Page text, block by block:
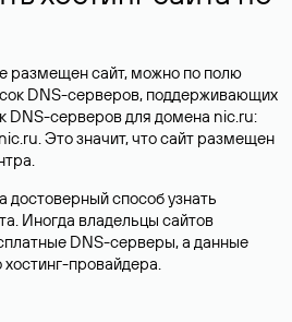
размещен сайт, можно по полю
DNS-серверов, поддерживающих
DNS-серверов для домена nic.ru:
Это значит, что сайт размещен
достоверный способ узнать
Иногда владельцы сайтов
DNS-серверы, а данные
хостинг-провайдера.